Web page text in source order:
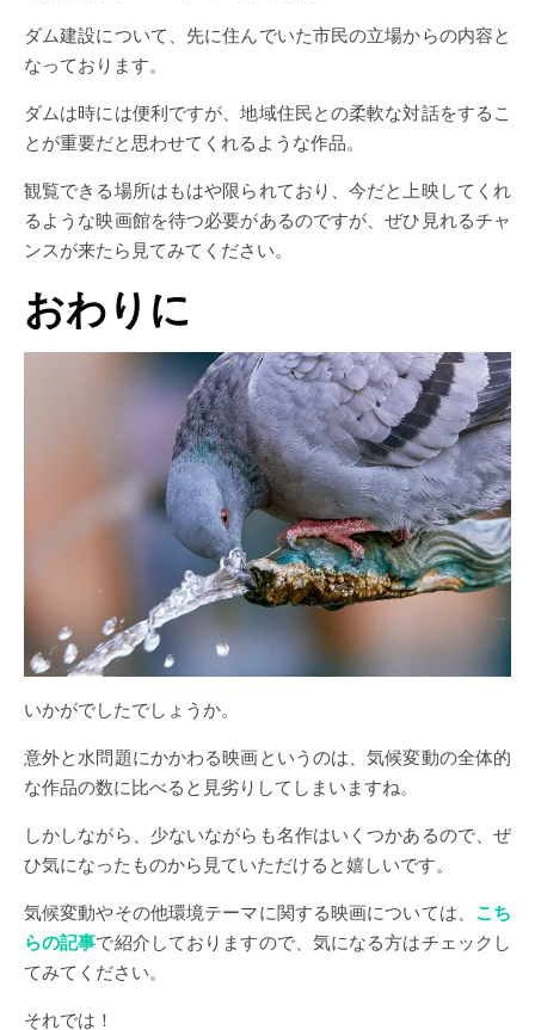
ダム建設について、先に住んでいた市民の立場からの内容と
なっております。
ダムは時には便利ですが、地域住民との柔軟な対話をするこ
とが重要だと思わせてくれるような作品。
観覧できる場所はもはや限られており、今だと上映してくれ
るような映画館を待つ必要があるのですが、ぜひ見れるチャ
ンスが来たら見てみてください。
おわりに
いかがでしたでしょうか。
意外と水問題にかかわる映画というのは、気候変動の全体的
な作品の数に比べると見劣りしてしまいますね。
しかしながら、少ないながらも名作はいくつかあるので、ぜ
ひ気になったものから見ていただけると嬉しいです。
気候変動やその他環境テーマに関する映画については、 こち
らの記事で紹介しておりますので、気になる方はチェックし
てみてください。
それでは！